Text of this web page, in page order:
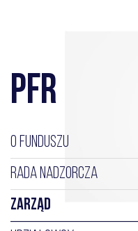
PFR
O FUNDUSZU
RADA NADZORCZA
ZARZĄD